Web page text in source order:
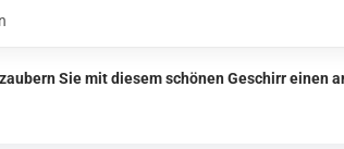
Sie mit diesem schönen Geschirr einen